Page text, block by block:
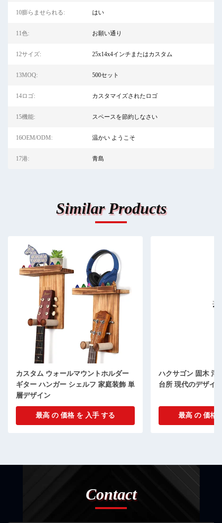
10膨らませられる: はい
11色: お願い通り
12サイズ: 25x14x4インチまたはカスタム
13MOQ: 500セット
14ロゴ: カスタマイズされたロゴ
15機能: スペースを節約しなさい
16OEM/ODM: 温かい ようこそ
17港: 青島
Similar Products
カスタム ウォールマウントホルダー
ギター ハンガー シェルフ 家庭装飾 単
層デザイン
最高 の 価格 を 入手 する
ハクサゴン 固木 浮
台所 現代のデザイ
最高 の 価格
Contact